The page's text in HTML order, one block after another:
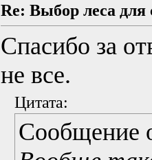
Re: Выбор леса для
Спасибо за
не все.
Цитата:
Сообщение